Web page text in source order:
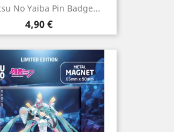
No Yaiba Pin Badge...
Preço
4,90 €